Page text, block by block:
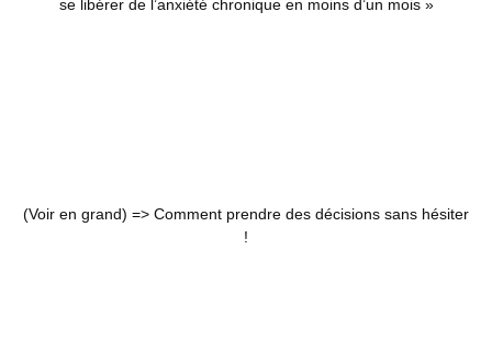
se libérer de l’anxiété chronique en moins d’un mois »
(Voir en grand) => Comment prendre des décisions sans hésiter
!